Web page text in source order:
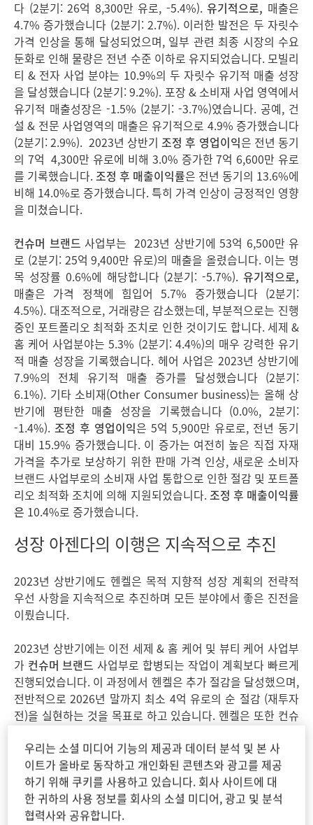
다 (2분기: 26억 8,300만 유로, -5.4%).유기적으로, 매출은
4.7% 증가했습니다 (2분기: 2.7%). 이러한 발전은 두 자릿수
가격 인상을 통해 달성되었으며, 일부 관련 최종 시장의 수요
둔화로 인해 물량은 전년 수준 이하로 유지되었습니다. 모빌리
티 & 전자 사업 분야는 10.9%의 두 자릿수 유기적 매출 성장
을 달성했습니다 (2분기: 9.2%). 포장 & 소비재 사업 영역에서
유기적 매출성장은 -1.5% (2분기: -3.7%)였습니다. 공예, 건
설 & 전문 사업영역의 매출은 유기적으로 4.9% 증가했습니다
(2분기: 2.9%). 2023년 상반기조정 후 영업이익은 전년 동기
의 7억 4,300만 유로에 비해 3.0% 증가한 7억 6,600만 유로
를 기록했습니다.조정 후 매출이익률은 전년 동기의 13.6%에
비해 14.0%로 증가했습니다. 특히 가격 인상이 긍정적인 영향
을 미쳤습니다.
컨슈머 브랜드 사업부는 2023년 상반기에 53억 6,500만 유
로 (2분기: 25억 9,400만 유로)의 매출을 올렸습니다. 이는 명
목 성장률 0.6%에 해당합니다 (2분기: -5.7%). 유기적으로,
매출은 가격 정책에 힘입어 5.7% 증가했습니다 (2분기:
4.5%). 대조적으로, 거래량은 감소했는데, 부분적으로는 진행
중인 포트폴리오 최적화 조치로 인한 것이기도 합니다. 세제 &
홈 케어 사업분야는 5.3% (2분기: 4.4%)의 매우 강력한 유기
적 매출 성장을 기록했습니다. 헤어 사업은 2023년 상반기에
7.9%의 전체 유기적 매출 증가를 달성했습니다 (2분기:
6.1%). 기타 소비재(Other Consumer business)는 올해 상
반기에 평탄한 매출 성장을 기록했습니다 (0.0%, 2분기:
-1.4%). 조정 후 영업이익은 5억 5,900만 유로로, 전년 동기
대비 15.9% 증가했습니다. 이 증가는 여전히 높은 직접 자재
가격을 추가로 보상하기 위한 판매 가격 인상, 새로운 소비자
브랜드 사업부로의 소비재 사업 통합으로 인한 절감 및 포트폴
리오 최적화 조치에 의해 지원되었습니다.조정 후 매출이익률
은 10.4%로 증가했습니다.
성장 아젠다의 이행은 지속적으로 추진
2023년 상반기에도 헨켈은 목적 지향적 성장 계획의 전략적
우선 사항을 지속적으로 추진하며 모든 분야에서 좋은 진전을
이뤘습니다.
2023년 상반기에는 이전 세제 & 홈 케어 및 뷰티 케어 사업부
가 컨슈머 브랜드 사업부로 합병되는 작업이 계획보다 빠르게
진행되었습니다. 이 과정에서 헨켈은 추가 절감을 달성했으며,
전반적으로 2026년 말까지 최소 4억 유로의 순 절감 (재투자
전)을 실현하는 것을 목표로 하고 있습니다. 헨켈은 또한 컨슈
매출이 약 5억 유로에 달하는 브랜드와 사업활동이 소비자 사
업 합병 발표 이후 매각되거나 중단되었습니다. 동시에 헨켈은
뉴질랜드의 세제 & 홈케어 브랜드 Earthwise를 인수하여 포
트폴리오를 강화했습니다. 헨켈이 작년에 인수한 아시아-태평
양 지역의 시세이도 (Shiseido) 헤어 프로페셔널 사업의 통합
우리는 소셜 미디어 기능의 제공과 데이터 분석 및 본 사
이트가 올바로 동작하고 개인화된 콘텐츠와 광고를 제공
하기 위해 쿠키를 사용하고 있습니다. 회사 사이트에 대
한 귀하의 사용 정보를 회사의 소셜 미디어, 광고 및 분석
협력사와 공유합니다.